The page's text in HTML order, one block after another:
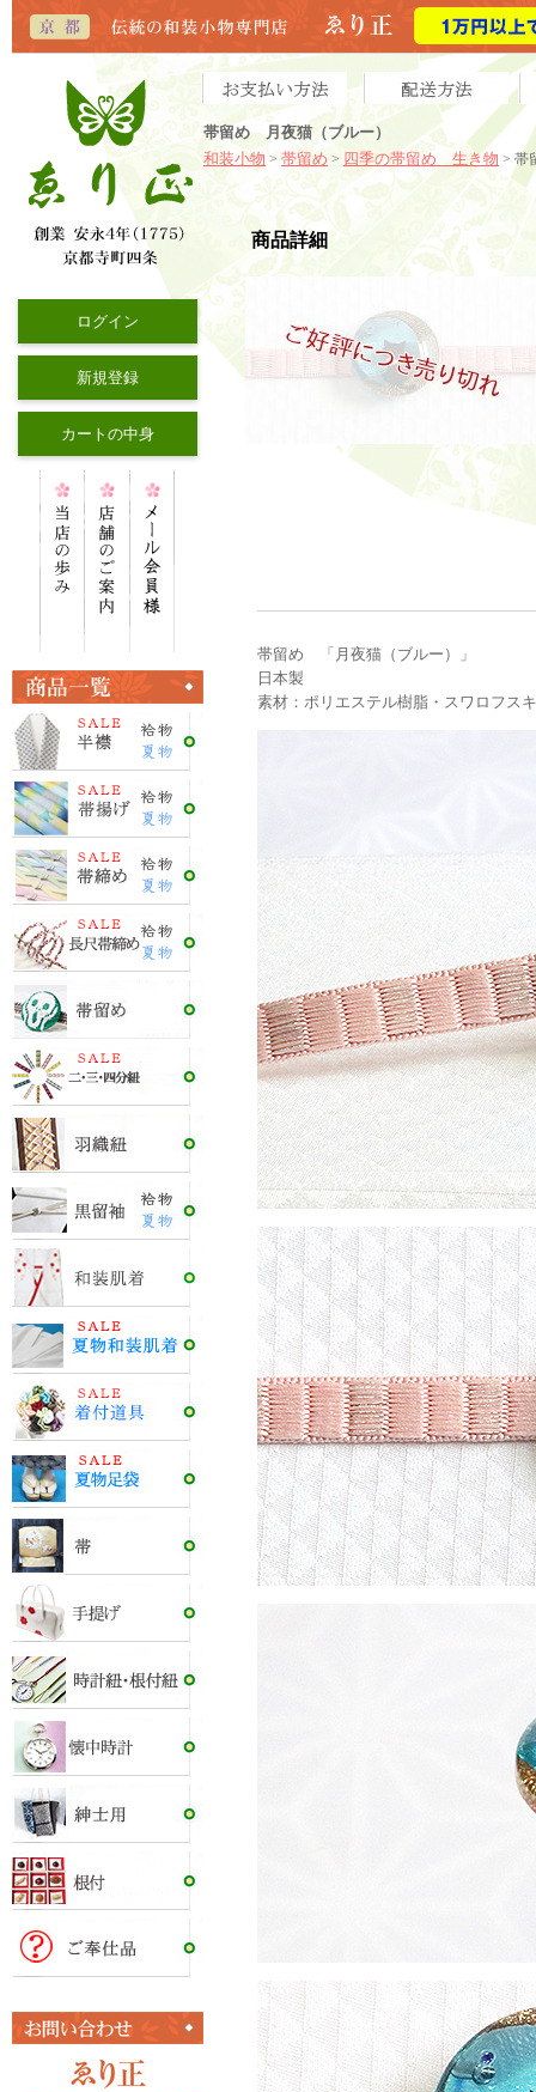
帯留め 月夜猫（ブルー）
和装小物 > 帯留め > 四季の帯留め 生き物 > 帯
ログイン
新規登録
カートの中身
商品詳細
帯留め 「月夜猫（ブルー）」
日本製
素材：ポリエステル樹脂・スワロフス